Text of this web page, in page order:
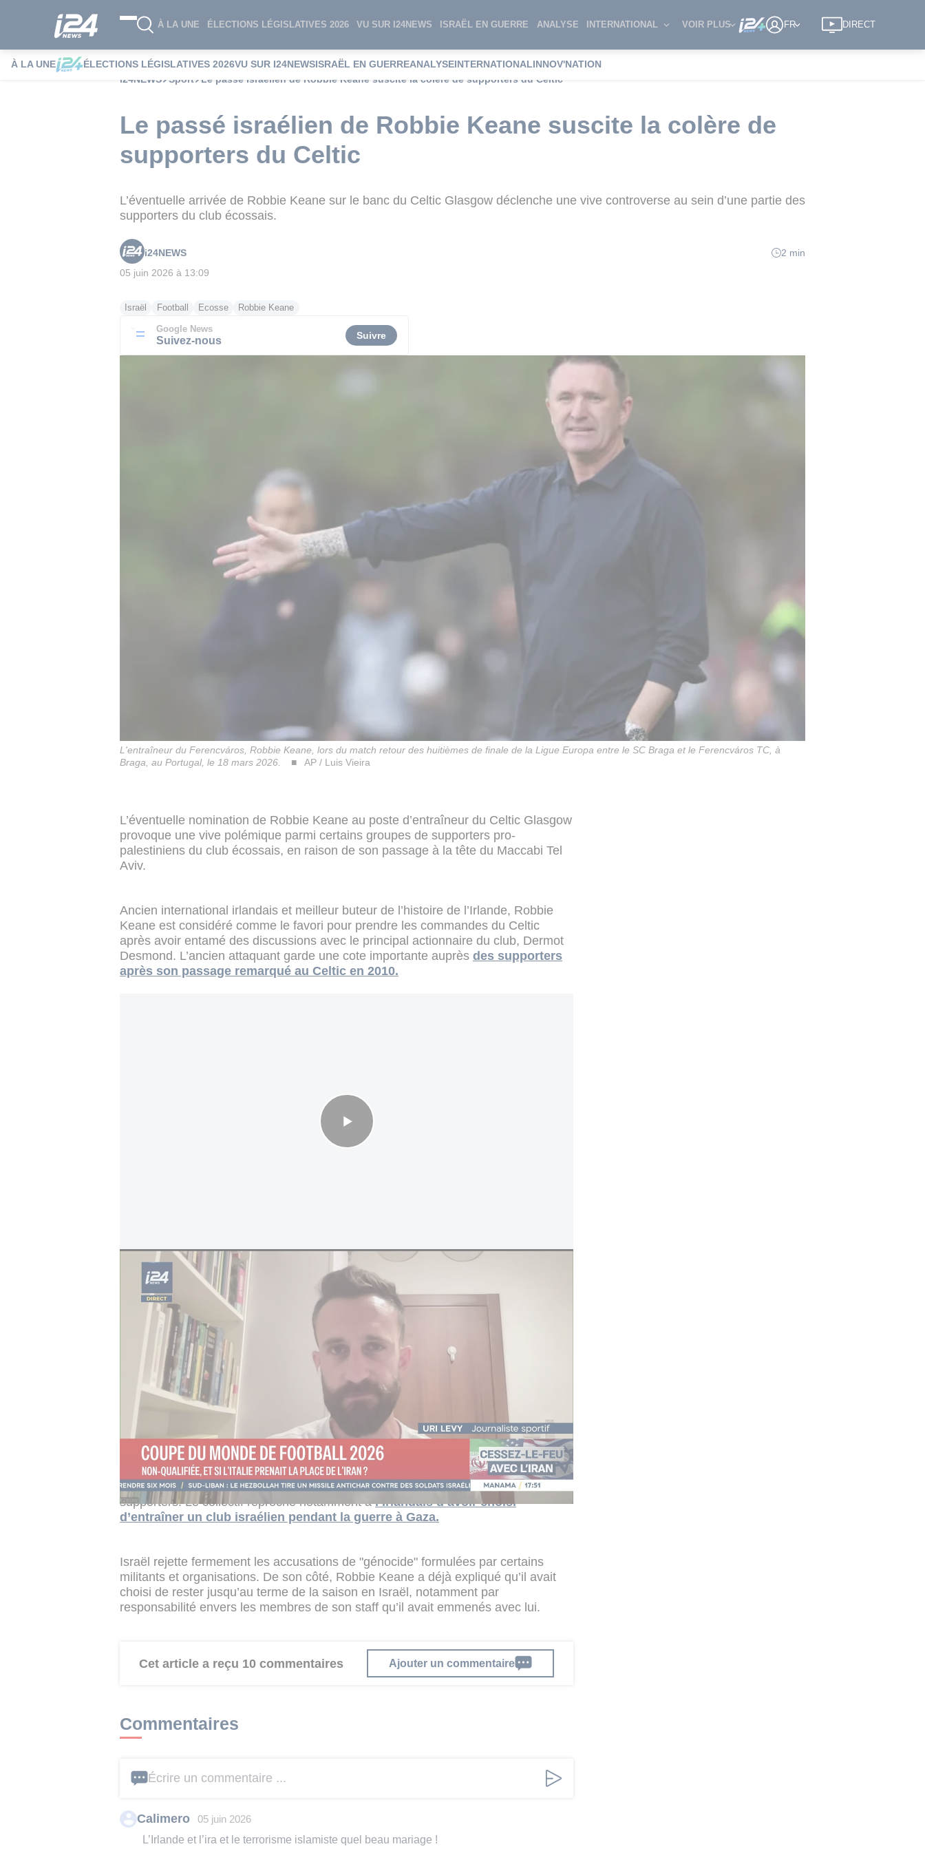
À LA UNE ÉLECTIONS LÉGISLATIVES 2026 VU SUR I24NEWS ISRAËL EN GUERRE ANALYSE INTERNATIONAL VOIR PLUS FR DIRECT
À LA UNE ÉLECTIONS LÉGISLATIVES 2026VU SUR I24NEWSISRAËL EN GUERREANALYSEINTERNATIONALINNOV'NATION
i24NEWS
Sport Le passé israélien de Robbie Keane suscite la colère de supporters du Celtic
Le passé israélien de Robbie Keane suscite la colère de
supporters du Celtic
L’éventuelle arrivée de Robbie Keane sur le banc du Celtic Glasgow déclenche une vive controverse au sein d’une partie des
supporters du club écossais.
i24NEWS
2 min
05 juin 2026 à 13:09
Israël Football Ecosse Robbie Keane
Google News
Suivez-nous Suivre
L'entraîneur du Ferencváros, Robbie Keane, lors du match retour des huitièmes de finale de la Ligue Europa entre le SC Braga et le Ferencváros TC, à
Braga, au Portugal, le 18 mars 2026.
AP / Luis Vieira
L’éventuelle nomination de Robbie Keane au poste d’entraîneur du Celtic Glasgow
provoque une vive polémique parmi certains groupes de supporters pro-
palestiniens du club écossais, en raison de son passage à la tête du Maccabi Tel
Aviv.
Ancien international irlandais et meilleur buteur de l’histoire de l’Irlande, Robbie
Keane est considéré comme le favori pour prendre les commandes du Celtic
après avoir entamé des discussions avec le principal actionnaire du club, Dermot
Desmond. L’ancien attaquant garde une cote importante auprès des supporters
après son passage remarqué au Celtic en 2010.
Coupe du monde de football 2026
Mais son expérience en Israël continue de susciter des critiques. Nommé
entraîneur du Maccabi Tel-Aviv en juin 2023, avant les attaques du Hamas du 7
octobre, Keane avait conduit le club à un doublé championnat-coupe avant de
quitter ses fonctions en 2024 pour rejoindre le club hongrois Ferencvárosi TC.
Des graffitis et banderoles hostiles à son arrivée sont apparus aux abords du
stade du Celtic, tandis que certains commentaires publiés sur les réseaux sociaux
ont pris un caractère antisémite.
Dans un communiqué, le groupe « Celtic Fans for the Liberation of Palestine »
estime que la nomination de Keane serait « profondément clivante » au sein des
supporters. Le collectif reproche notamment àl’Irlandais d’avoir choisi
d’entraîner un club israélien pendant la guerre à Gaza.
Israël rejette fermement les accusations de "génocide" formulées par certains
militants et organisations. De son côté, Robbie Keane a déjà expliqué qu’il avait
choisi de rester jusqu’au terme de la saison en Israël, notamment par
responsabilité envers les membres de son staff qu’il avait emmenés avec lui.
Cet article a reçu 10 commentaires Ajouter un commentaire
Commentaires
Écrire un commentaire ...
Calimero 05 juin 2026
L’Irlande et l’ira et le terrorisme islamiste quel beau mariage !